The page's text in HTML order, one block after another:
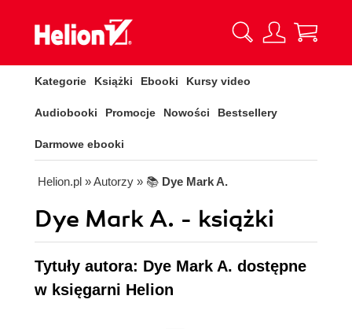
Kategorie Książki Ebooki Kursy video
Audiobooki Promocje Nowości Bestsellery
Darmowe ebooki
Helion.pl » Autorzy » 📚 Dye Mark A.
Dye Mark A. - książki
Tytuły autora: Dye Mark A. dostępne
w księgarni Helion